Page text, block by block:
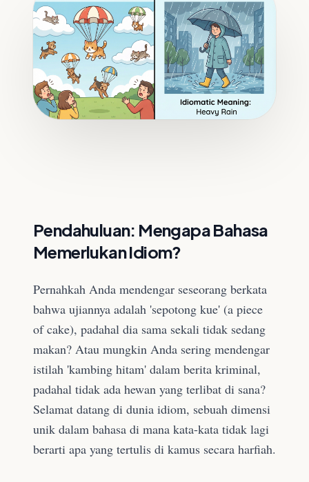
Pendahuluan: Mengapa Bahasa
Memerlukan Idiom?
Pernahkah Anda mendengar seseorang berkata
bahwa ujiannya adalah 'sepotong kue' (a piece
of cake), padahal dia sama sekali tidak sedang
makan? Atau mungkin Anda sering mendengar
istilah 'kambing hitam' dalam berita kriminal,
padahal tidak ada hewan yang terlibat di sana?
Selamat datang di dunia idiom, sebuah dimensi
unik dalam bahasa di mana kata-kata tidak lagi
berarti apa yang tertulis di kamus secara harfiah.